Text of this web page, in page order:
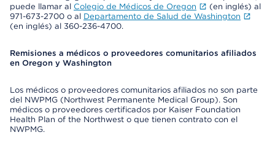
puede llamar al Colegio de Médicos de Oregon
(en inglés) al
971-673-2700 o al Departamento de Salud de Washington
(en inglés) al 360-236-4700.
Remisiones a médicos o proveedores comunitarios afiliados
en Oregon y Washington
Los médicos o proveedores comunitarios afiliados no son parte
del NWPMG (Northwest Permanente Medical Group). Son
médicos o proveedores certificados por Kaiser Foundation
Health Plan of the Northwest o que tienen contrato con el
NWPMG.